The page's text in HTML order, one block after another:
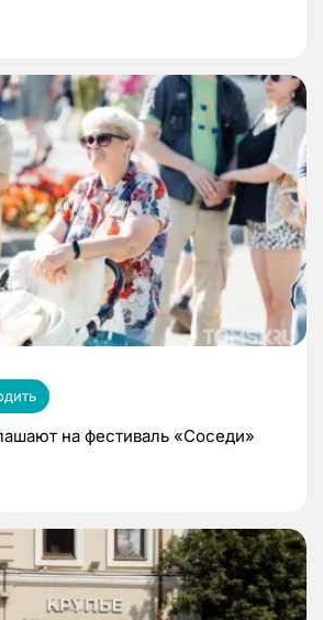
на фестиваль «Соседи»